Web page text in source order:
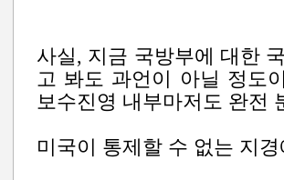
사실, 지금 국방부에 대한
고 봐도 과언이 아닐 정도
보수진영 내부마저도 완전
미국이 통제할 수 없는 지